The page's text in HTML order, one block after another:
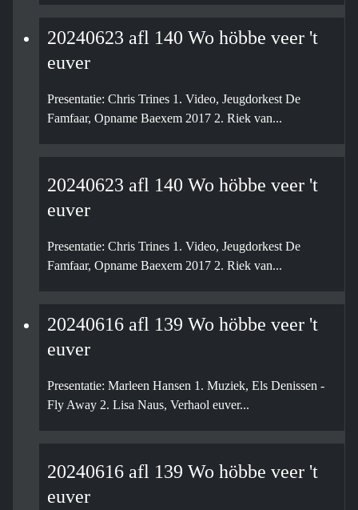
20240623 afl 140 Wo höbbe veer 't
euver
Presentatie: Chris Trines 1. Video, Jeugdorkest De
Famfaar, Opname Baexem 2017 2. Riek van...
20240623 afl 140 Wo höbbe veer 't
euver
Presentatie: Chris Trines 1. Video, Jeugdorkest De
Famfaar, Opname Baexem 2017 2. Riek van...
20240616 afl 139 Wo höbbe veer 't
euver
Presentatie: Marleen Hansen 1. Muziek, Els Denissen -
Fly Away 2. Lisa Naus, Verhaol euver...
20240616 afl 139 Wo höbbe veer 't
euver